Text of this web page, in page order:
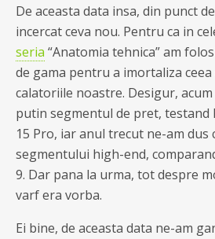
De aceasta data insa, din punct
incercat ceva nou. Pentru ca in
seria “Anatomia tehnica” am
de gama pentru a imortaliza
calatoriile noastre. Desigur,
putin segmentul de pret, testand
15 Pro, iar anul trecut ne-am dus
segmentului high-end,
9. Dar pana la urma, tot despre
varf era vorba.
Ei bine, de aceasta data ne-am